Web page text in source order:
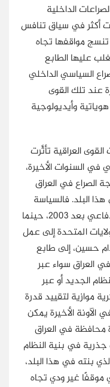
الداخلية
أكثر في سياق تنافس
تنسج مواقفها تجاه
عليها الطابع
السياسي الداخلي
عند تلك القوى
وأيديولوجية
العراقية تأثَّرت
في السنوات الأخيرة،
الصراع في العراق
البلد. فالسياسة
الإيرانية في العراق انتقلت من موقف دفاعي بعد 2003، حينما
المتحدة إلى عمل
حسين، إلى طابع
العراق سواء عبر
الجديد أو عبر
موازية لتقييد قدرة
الآونة الأخيرة يمكن
محافظة في العراق
في بنية النظام
بنته في هذا البلد،
موقفًا غير ودي تجاه